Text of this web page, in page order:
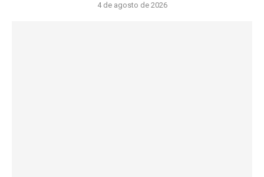
4 de agosto de 2026